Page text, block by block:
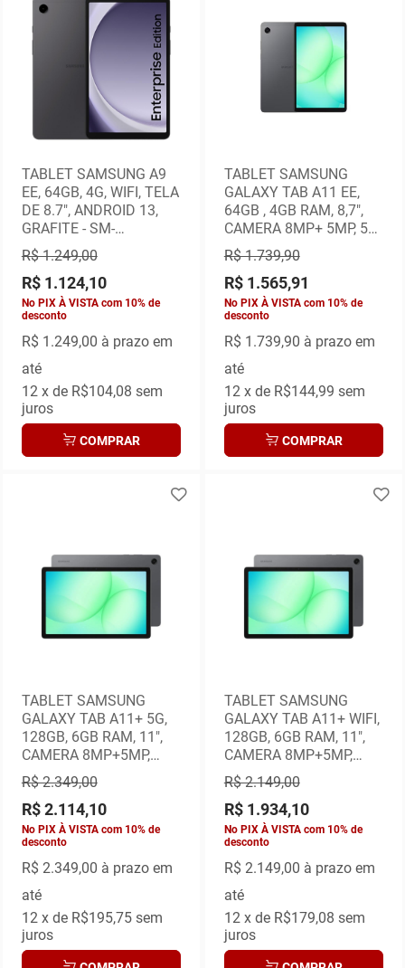
TABLET SAMSUNG A9
EE, 64GB, 4G, WIFI, TELA
DE 8.7", ANDROID 13,
GRAFITE - SM-
X115NZAAL05
R$ 1.249,00
R$ 1.124,10
No PIX À VISTA com 10% de
desconto
R$ 1.249,00 à prazo em
até
12x de R$104,08 sem
juros
COMPRAR
TABLET SAMSUNG
GALAXY TAB A11 EE,
64GB , 4GB RAM, 8,7",
CAMERA 8MP+ 5MP, 5G,
ANDROID 15, PRATA
R$ 1.739,90
R$ 1.565,91
No PIX À VISTA com 10% de
desconto
R$ 1.739,90 à prazo em
até
12x de R$144,99 sem
juros
COMPRAR
TABLET SAMSUNG
GALAXY TAB A11+ 5G,
128GB, 6GB RAM, 11",
CAMERA 8MP+5MP,
ANDROID 16, GRAFITE
R$ 2.349,00
R$ 2.114,10
No PIX À VISTA com 10% de
desconto
R$ 2.349,00 à prazo em
até
12x de R$195,75sem
juros
TABLET SAMSUNG
GALAXY TAB A11+ WIFI,
128GB, 6GB RAM, 11",
CAMERA 8MP+5MP,
ANDROID 16, GRAFITE
R$ 2.149,00
R$ 1.934,10
No PIX À VISTA com 10% de
desconto
R$ 2.149,00 à prazo em
até
12x de R$179,08 sem
juros